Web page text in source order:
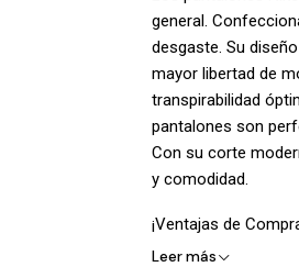
general.
desgaste. Su
mayor libertad de
transpirabilidad
pantalones son
Con su corte
y comodidad.
¡Ventajas de
Leer más